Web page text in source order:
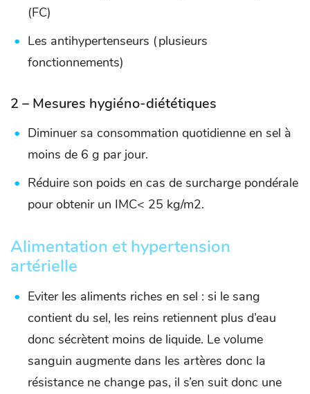
(FC)
Les antihypertenseurs (plusieurs
fonctionnements)
2 – Mesures hygiéno-diététiques
Diminuer sa consommation quotidienne en sel à
moins de 6 g par jour.
Réduire son poids en cas de surcharge pondérale
pour obtenir un IMC< 25 kg/m2.
Alimentation et hypertension
artérielle
Eviter les aliments riches en sel : si le sang
contient du sel, les reins retiennent plus d’eau
donc sécrètent moins de liquide. Le volume
sanguin augmente dans les artères donc la
résistance ne change pas, il s’en suit donc une